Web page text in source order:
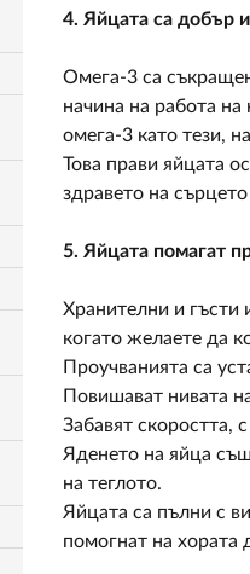
4. Яйцата са добър
Омега-3 са
начина на работа
омега-3 като тези,
Това прави яйцата
здравето на
5. Яйцата помагат
Хранителни и гъсти
когато желаете да
Проучванията са
Повишават нивата
Забавят скоростта,
Яденето на яйца
на теглото.
Яйцата са пълни с
помогнат на хората